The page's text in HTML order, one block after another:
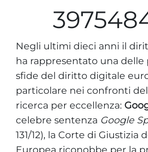
Negli ultimi dieci anni il
ha rappresentato una delle
sfide del diritto digitale
particolare nei confronti
ricerca per eccellenza:
celebre sentenza Google
131/12), la Corte di Giustizia
Europea riconobbe per la